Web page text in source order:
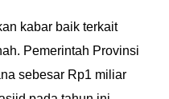
kabar baik terkait
Pemerintah Provinsi
sebesar Rp1 miliar